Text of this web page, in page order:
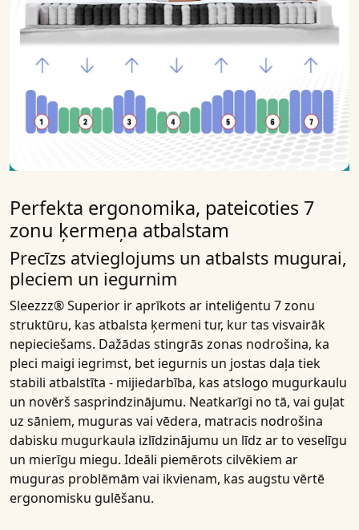
Perfekta ergonomika, pateicoties 7
zonu ķermeņa atbalstam
Precīzs atvieglojums un atbalsts mugurai,
pleciem un iegurnim
Sleezzz® Superior ir aprīkots ar inteliģentu 7 zonu
struktūru, kas atbalsta ķermeni tur, kur tas visvairāk
nepieciešams. Dažādas stingrās zonas nodrošina, ka
pleci maigi iegrimst, bet iegurnis un jostas daļa tiek
stabili atbalstīta - mijiedarbība, kas atslogo mugurkaulu
un novērš sasprindzinājumu. Neatkarīgi no tā, vai guļat
uz sāniem, muguras vai vēdera, matracis nodrošina
dabisku mugurkaula izlīdzinājumu un līdz ar to veselīgu
un mierīgu miegu. Ideāli piemērots cilvēkiem ar
muguras problēmām vai ikvienam, kas augstu vērtē
ergonomisku gulēšanu.